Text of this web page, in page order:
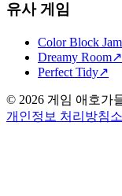
유사 게임
Color Block Jam
Dreamy Room↗️
Perfect Tidy↗️
© 2026 게임 애호가
개인정보 처리방침